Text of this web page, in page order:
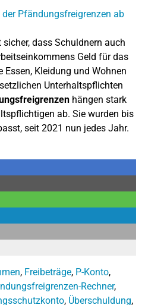
dass Schuldnern auch
Geld für das
Kleidung und Wohnen
Unterhaltspflichten
hängen stark
ab. Sie wurden bis
seit 2021 nun jedes Jahr.
, Freibeträge, P-Konto,
Rechner,
, Überschuldung,